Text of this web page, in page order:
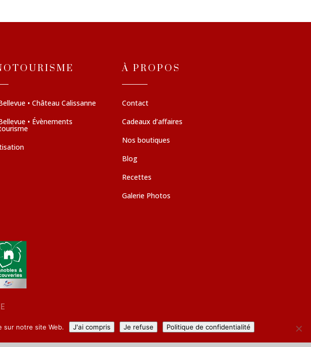
• Château Calissanne
• Évènements
À PROPOS
Contact
Cadeaux d’affaires
Nos boutiques
Blog
Recettes
Galerie Photos
sur notre site Web. J'ai compris Je refuse Politique de confidentialité